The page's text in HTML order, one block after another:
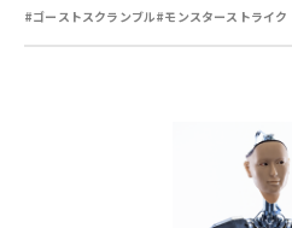
#ゴーストスクランブル#モンスターストライク